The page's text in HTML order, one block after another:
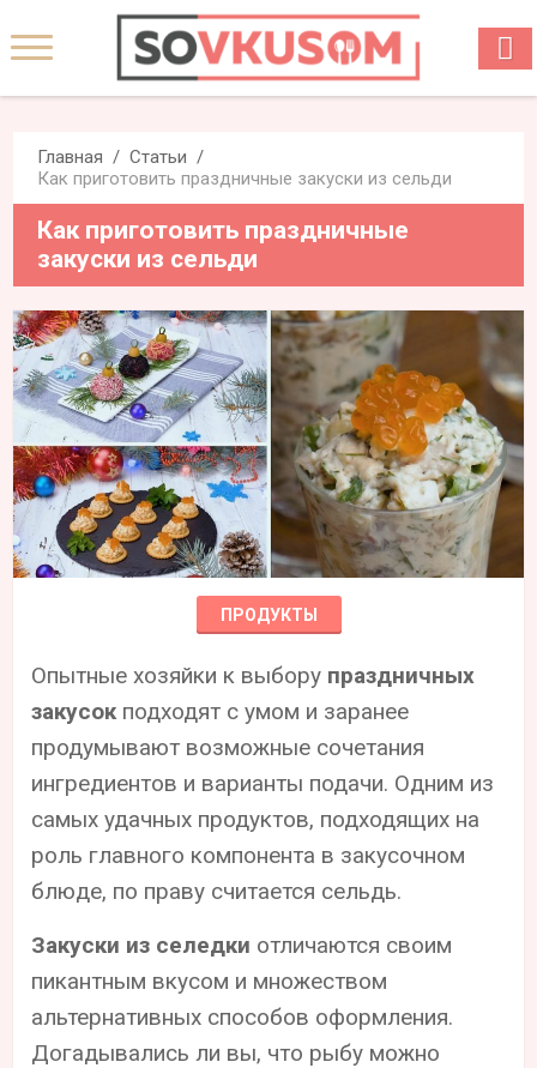
Главная
Статьи
Как приготовить праздничные закуски из сельди
Как приготовить праздничные
закуски из сельди
ПРОДУКТЫ
Опытные хозяйки к выбору праздничных
закусокподходят с умом и заранее
продумывают возможные сочетания
ингредиентов и варианты подачи. Одним из
самых удачных продуктов, подходящих на
роль главного компонента в закусочном
блюде, по праву считается сельдь.
Закуски из селедки отличаются своим
пикантным вкусом и множеством
альтернативных способов оформления.
Догадывались ли вы, что рыбу можно